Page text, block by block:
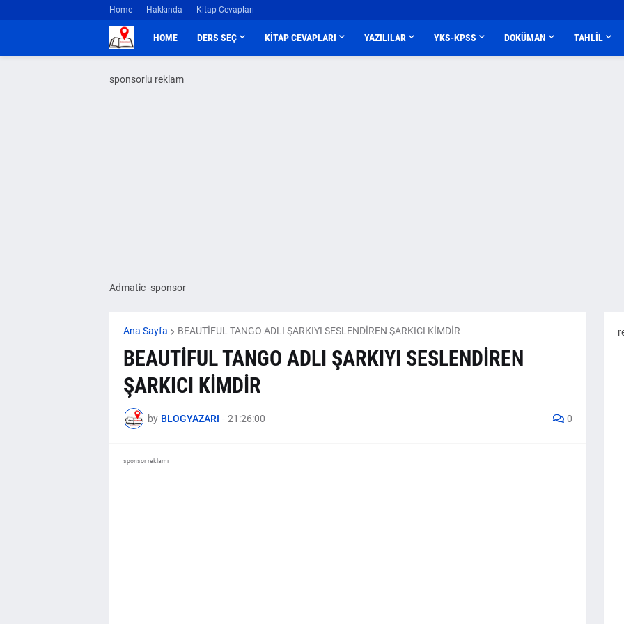
Home Hakkında Kitap Cevapları
HOME DERS SEÇ KİTAP CEVAPLARI YAZILILAR YKS-KPSS DOKÜMAN TAHLİL
sponsorlu reklam
Admatic -sponsor
Ana Sayfa BEAUTİFUL TANGO ADLI ŞARKIYI SESLENDİREN ŞARKICI KİMDİR
BEAUTİFUL TANGO ADLI ŞARKIYI SESLENDİREN
ŞARKICI KİMDİR
by BLOGYAZARI - 21:26:00 0
sponsor reklamı